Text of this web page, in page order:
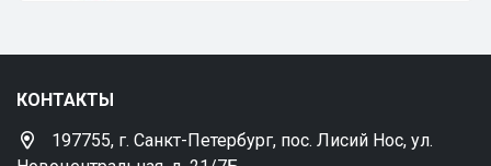
КОНТАКТЫ
197755, г. Санкт-Петербург, пос. Лисий Нос, ул.